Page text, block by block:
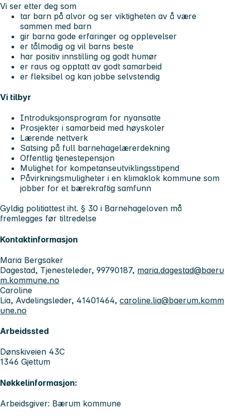
Vi ser etter deg som
tar barn på alvor og ser viktigheten av å være
sammen med barn
gir barna gode erfaringer og opplevelser
er tålmodig og vil barns beste
har positiv innstilling og godt humør
er raus og opptatt av godt samarbeid
er fleksibel og kan jobbe selvstendig
Vi tilbyr
Introduksjonsprogram for nyansatte
Prosjekter i samarbeid med høyskoler
Lærende nettverk
Satsing på full barnehagelærerdekning
Offentlig tjenestepensjon
Mulighet for kompetanseutviklingsstipend
Påvirkningsmuligheter i en klimaklok kommune som
jobber for et bærekraftig samfunn
Gyldig politiattest iht. § 30 i Barnehageloven må
fremlegges før tiltredelse
Kontaktinformasjon
Maria Bergsaker
Dagestad, Tjenesteleder, 99790187, maria.dagestad@baeru
m.kommune.no
Caroline
Lia, Avdelingsleder, 41401464, caroline.lia@baerum.komm
une.no
Arbeidssted
Dønskiveien 43C
1346 Gjettum
Nøkkelinformasjon:
Arbeidsgiver: Bærum kommune